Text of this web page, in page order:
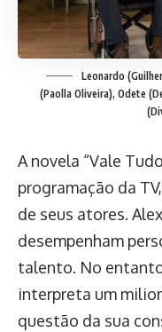
Leonardo
(Paolla Oliveira), Odete
A novela “Vale
programação da
de seus atores.
desempenham
talento. No
interpreta um
questão da sua